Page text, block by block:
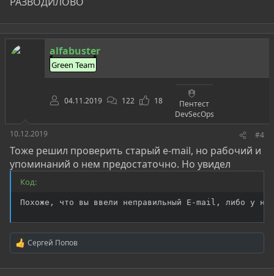
alfabuster
Green Team
04.11.2019 122 18
Пентест
DevSecOps
10.12.2019
#4
Тоже решил проверить старый e-mail, но рабочий и
упоминаний о нем предостаточно. Но увидел
Код:
Похоже, что вы ввели неправильный E-mail, либо у
Р
е
а
Сергей Попов